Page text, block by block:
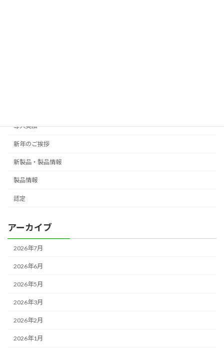
導入実績
新年のご挨拶
新製品・製品情報
製品情報
認定
アーカイブ
2026年7月
2026年6月
2026年5月
2026年3月
2026年2月
2026年1月